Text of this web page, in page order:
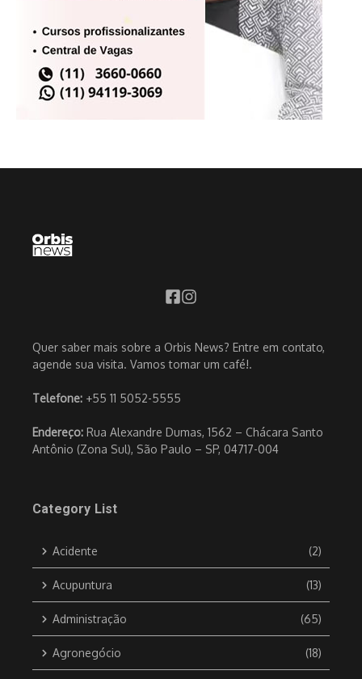
Quer saber mais sobre a Orbis News? Entre em contato,
agende sua visita. Vamos tomar um café!.
Telefone: +55 11 5052-5555
Endereço: Rua Alexandre Dumas, 1562 – Chácara Santo
Antônio (Zona Sul), São Paulo – SP, 04717-004
Category List
Acidente (2)
Acupuntura (13)
Administração (65)
Agronegócio (18)